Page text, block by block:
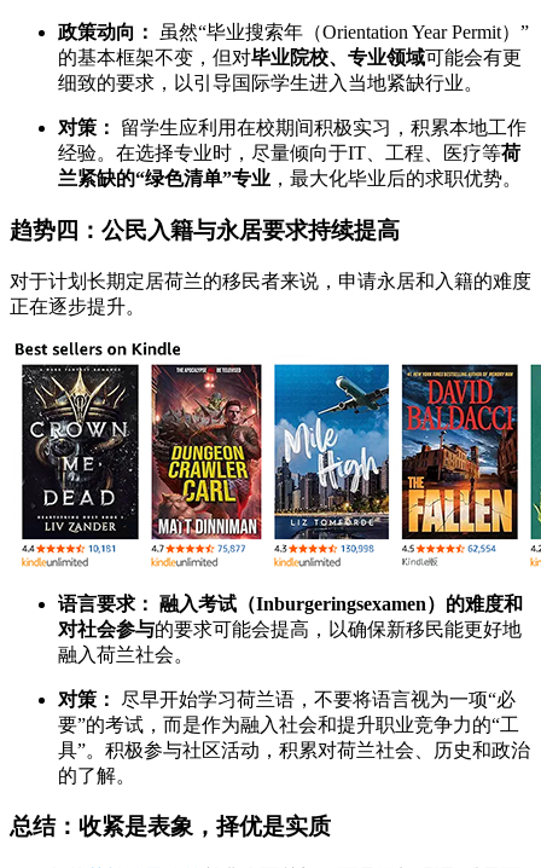
政策动向：
虽然“毕业搜索年（Orientation Year Permit）”
的基本框架不变，但对毕业院校、专业领域可能会有更
细致的要求，以引导国际学生进入当地紧缺行业。
对策：
留学生应利用在校期间积极实习，积累本地工作
经验。在选择专业时，尽量倾向于IT、工程、医疗等荷
兰紧缺的“绿色清单”专业 ，最大化毕业后的求职优势。
趋势四：公民入籍与永居要求持续提高
对于计划长期定居荷兰的移民者来说，申请永居和入籍的难度
正在逐步提升。
语言要求： 融入考试（Inburgeringsexamen）的难度和
对社会参与的要求可能会提高，以确保新移民能更好地
融入荷兰社会。
对策： 尽早开始学习荷兰语，不要将语言视为一项“必
要”的考试，而是作为融入社会和提升职业竞争力的“工
具”。积极参与社区活动，积累对荷兰社会、历史和政治
的了解。
总结：收紧是表象，择优是实质